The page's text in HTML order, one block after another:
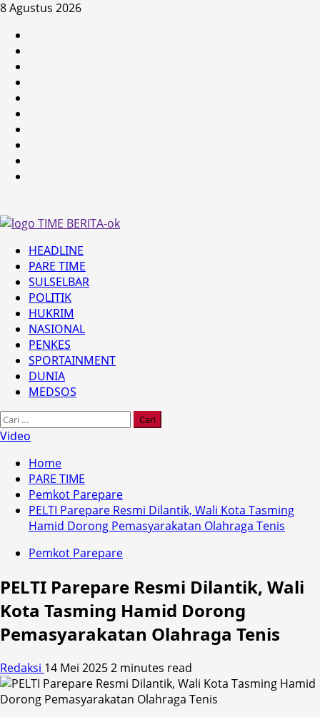
Skip
content
8 Agustus 2026
Primary
Menu
HEADLINE
PARE TIME
SULSELBAR
POLITIK
HUKRIM
NASIONAL
PENKES
SPORTAINMENT
DUNIA
MEDSOS
Cari
untuk:
Video
Home
PARE TIME
Pemkot Parepare
PELTI Parepare Resmi Dilantik, Wali Kota Tasming
Hamid Dorong Pemasyarakatan Olahraga Tenis
Pemkot Parepare
PELTI Parepare Resmi Dilantik, Wali
Kota Tasming Hamid Dorong
Pemasyarakatan Olahraga Tenis
Redaksi 14 Mei 20252 minutes read